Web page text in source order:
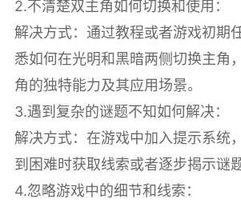
2.不清楚双主角如何切换和使用：
解决方式：通过教程或者游戏初期
悉如何在光明和黑暗两侧切换主角
角的独特能力及其应用场景。
3.遇到复杂的谜题不知如何解决：
解决方式：在游戏中加入提示系统
到困难时获取线索或者逐步揭示谜
4.忽略游戏中的细节和线索：